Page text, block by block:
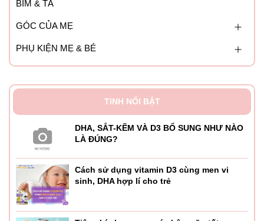
BỈM & TÃ
GÓC CỦA MẸ
PHỤ KIỆN MẸ & BÉ
TINH NỔI BẬT
DHA, SẮT-KẼM VÀ D3 BỔ SUNG NHƯ NÀO
LÀ ĐÚNG?
Cách sử dụng vitamin D3 cùng men vi
sinh, DHA hợp lí cho trẻ